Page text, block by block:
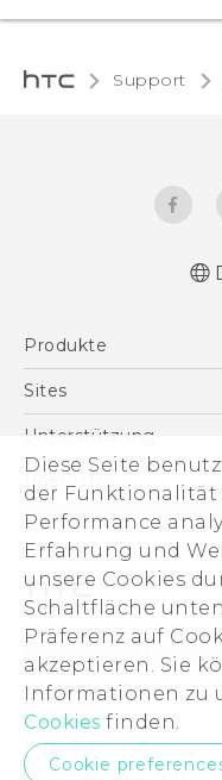
Diese Seite
der Funktionalität
Performance
Erfahrung und
unsere Cookies
Schaltfläche
Präferenz auf
akzeptieren. Sie
Informationen zu
Cookies finden.
Cookie
Support
English
English -
Produkte
Smartphones
VIVE
Zubehör
Sites
HTC Dev
HTC Vive
Unterstützung
Unterstützung
eCommerce Support
Über HTC
ESG
Impressum
Investor
Cookie Preferences
Offene Stellen
Security and
© 2011-2026 HTC
Legal Terms
Datenschutzkontakt: